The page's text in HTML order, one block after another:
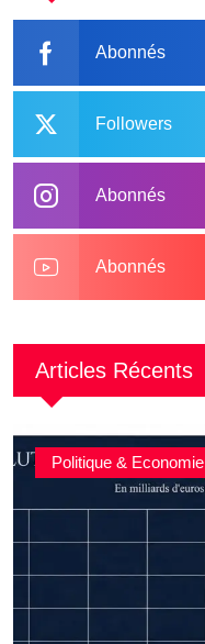
Abonnés
Followers
Abonnés
Abonnés
Articles Récents
Politique & Economie